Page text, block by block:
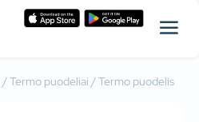
/Termo puodeliai / Termo puodelis